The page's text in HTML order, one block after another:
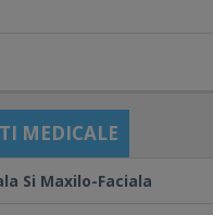
mobile:
MEDICALE
Si Maxilo-Faciala